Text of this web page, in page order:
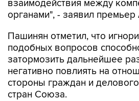
Пашинян отметил, что
затормозить дальнейшее
негативно повлиять на
стороны граждан и
стран Союза.
"В конечном итоге